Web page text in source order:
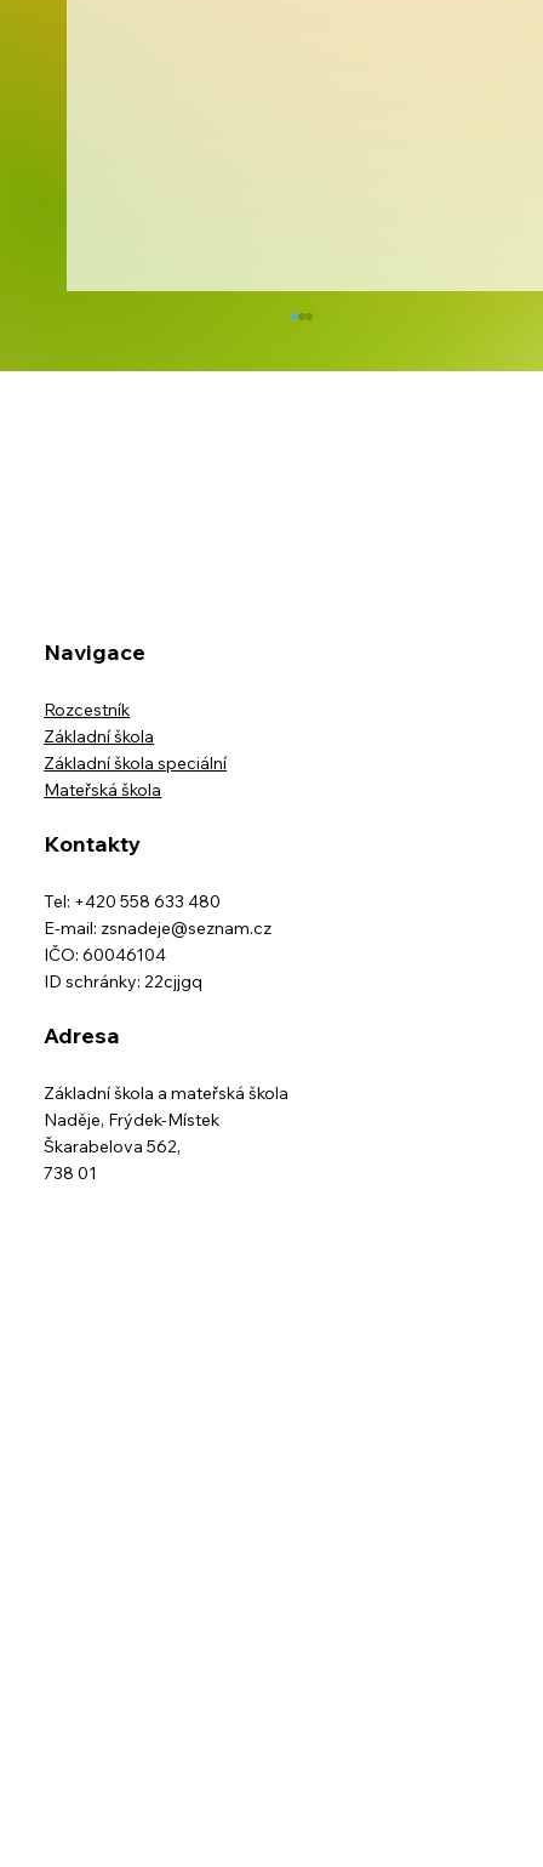
Navigace
Rozcestník
Základní škola
Základní škola speciální
Mateřská škola
Kontakty
Tel: +420 558 633 480
E-mail: zsnadeje@seznam.cz
IČO: 60046104
ID schránky: 22cjjgq
Adresa
Základní škola a mateřská škola
Naděje, Frýdek-Místek
Škarabelova 562,
738 01